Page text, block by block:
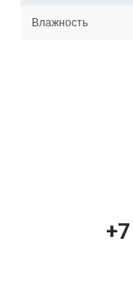
Влажность